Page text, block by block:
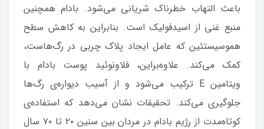
باعث التهاب خطرناک شریانی می‌شود. بادام همچنین
منبع غنی از اسیدفولیک است. بنابراین به کاهش سطح
هموسیستئین که عامل ایجاد پلاک چربی در رگ‌هاست،
کمک می‌کند. علاوه‌براین، فلاونوئید پوست بادام با
ویتامین E ترکیب می‌شود و از آسیب دیواره‌ی رگ‌ها
جلوگیری می‌کند. تحقیقات نشان می‌دهد که استفاده‌ی
کوتاه‌مدت از رژیم بادام در مردان بین سنین ۲۰ تا ۷۰ سال